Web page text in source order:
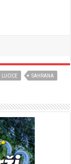
LUCICE SAHRANA